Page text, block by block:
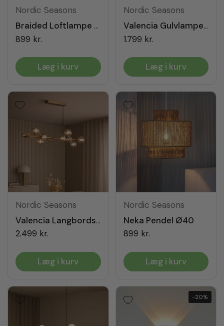
Nordic Seasons
Braided Loftlampe Ø46
899 kr.
Læg i kurv
Nordic Seasons
Valencia Gulvlampe Messing/Amber
1.799 kr.
Læg i kurv
Nordic Seasons
Valencia Langbordspendel Messing/Amber
2.499 kr.
Læg i kurv
Nordic Seasons
Neka Pendel Ø40
899 kr.
Læg i kurv
-20%